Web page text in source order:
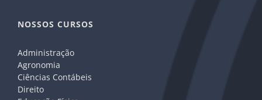
NOSSOS CURSOS
Administração
Agronomia
Ciências Contábeis
Direito